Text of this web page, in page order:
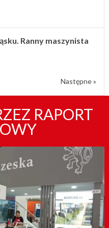
Ranny maszynista
Następne »
RAPORT